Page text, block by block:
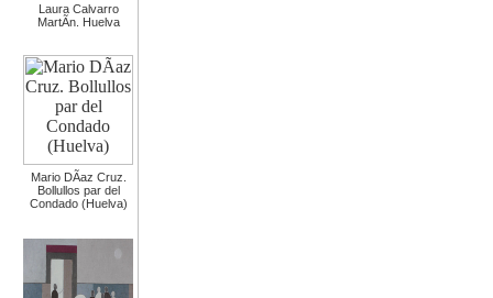
Laura Calvarro
MartÃ­n. Huelva
Mario DÃ­az Cruz.
Bollullos par del
Condado (Huelva)